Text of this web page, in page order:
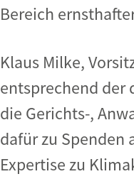
Bereich
Klaus Milke,
entsprechend der
die Gerichts-,
dafür zu Spenden
Expertise zu